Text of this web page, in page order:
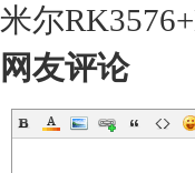
米尔
网友评论